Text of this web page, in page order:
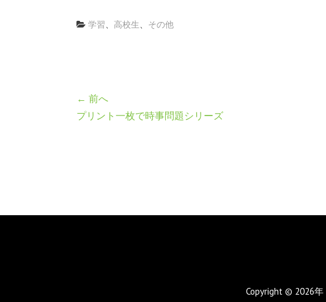
学習 高校生 その他
← 前へ
プリント一枚で時事問題シリーズ
Copyright © 2026年